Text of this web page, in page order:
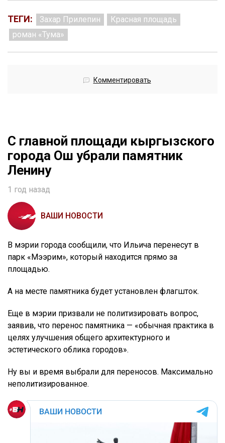
ТЕГИ: Захар Прилепин
Красная площадь
роман «Тума»
Комментировать
С главной площади кыргызского
города Ош убрали памятник
Ленину
1 год назад
ВАШИ НОВОСТИ
В мэрии города сообщили, что Ильича перенесут в
парк «Мээрим», который находится прямо за
площадью.
А на месте памятника будет установлен флагшток.
Еще в мэрии призвали не политизировать вопрос,
заявив, что перенос памятника — «обычная практика в
целях улучшения общего архитектурного и
эстетического облика городов».
Ну вы и время выбрали для переносов. Максимально
неполитизированное.